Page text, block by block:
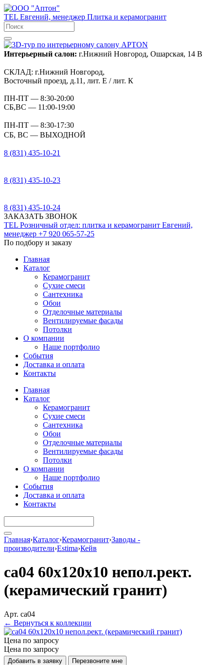
TEL Евгений, менеджер Плитка и керамогранит
Интерьерный салон: г.Нижний Новгород, Ошарская, 14 В
СКЛАД: г.Нижний Новгород,
Восточный проезд, д.11, лит. Е / лит. К
ПН-ПТ — 8:30-20:00
СБ,ВС — 11:00-19:00
ПН-ПТ — 8:30-17:30
СБ, ВС — ВЫХОДНОЙ
8 (831) 435-10-21
8 (831) 435-10-23
8 (831) 435-10-24
ЗАКАЗАТЬ ЗВОНОК
TEL Розничный отдел: плитка и керамогранит Евгений,
менеджер +7 920 065-57-25
По подбору и заказу
Главная
Каталог
Керамогранит
Сухие смеси
Сантехника
Обои
Отделочные материалы
Вентилируемые фасады
Потолки
О компании
Наше портфолио
События
Доставка и оплата
Контакты
Главная
Каталог
Керамогранит
Сухие смеси
Сантехника
Обои
Отделочные материалы
Вентилируемые фасады
Потолки
О компании
Наше портфолио
События
Доставка и оплата
Контакты
Главная›Каталог›Керамогранит›Заводы -
производители›Estima›Кейв
ca04 60x120x10 непол.рект.
(керамический гранит)
Арт. ca04
← Вернуться к коллекции
Цена по запросу
Цена по запросу
Добавить в заявку Перезвоните мне